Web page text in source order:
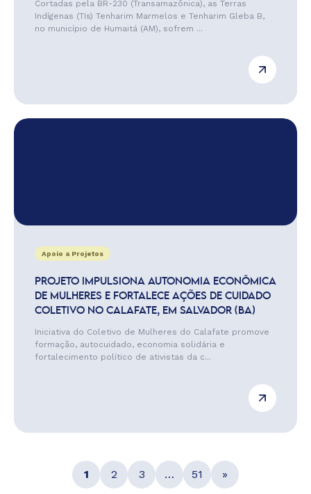
Cortadas pela BR-230 (Transamazônica), as Terras
Indígenas (TIs) Tenharim Marmelos e Tenharim Gleba B,
no município de Humaitá (AM), sofrem ...
Apoio a Projetos
PROJETO IMPULSIONA AUTONOMIA ECONÔMICA
DE MULHERES E FORTALECE AÇÕES DE CUIDADO
COLETIVO NO CALAFATE, EM SALVADOR (BA)
Iniciativa do Coletivo de Mulheres do Calafate promove
formação, autocuidado, economia solidária e
fortalecimento político de ativistas da c...
1 2 3 … 51 »